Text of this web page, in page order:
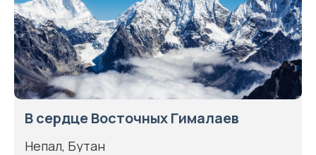
В сердце Восточных Гималаев
Непал, Бутан